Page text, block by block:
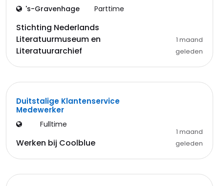
's-Gravenhage Parttime
Stichting Nederlands
Literatuurmuseum en
Literatuurarchief
1 maand
geleden
Duitstalige Klantenservice
Medewerker
Fulltime
Werken bij Coolblue
1 maand
geleden